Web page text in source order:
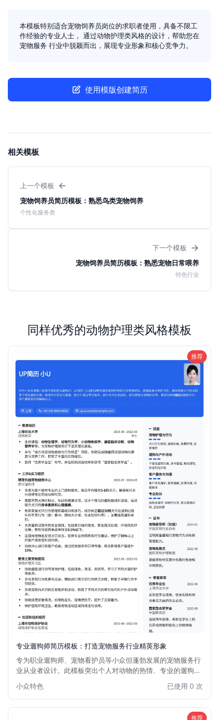
本模板特别适合宠物饲养员岗位的求职者使用，具备不限工
作经验的专业人士， 通过动物护理类风格的设计，帮助您在
宠物服务 行业中脱颖而出，展现专业形象和核心竞争力。
使用模版创建简历
相关模板
上一个模板 ←
宠物饲养员简历模板：熟悉鸟类宠物饲养
个性化服务类
下一个模板 →
宠物饲养员简历模板：熟悉宠物日常喂养
特色行业
同样优秀的动物护理类风格模板
推荐
专业遛狗师简历模板：打造宠物服务行业精英形象
专为职业遛狗师、宠物看护员等小众但蓬勃发展的宠物服务行
业从业者设计。此模板突出个人对动物的热情、专业的遛狗技
相关经验和责任心，帮助您在竞争中脱颖而出，获得客户信
任。
小众特色 已使用 0 次
推荐